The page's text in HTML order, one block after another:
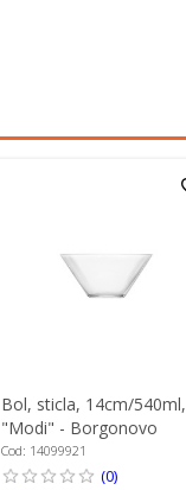
Bol, sticla, 14cm/540ml,
"Modi" - Borgonovo
Cod: 14099921
(0)